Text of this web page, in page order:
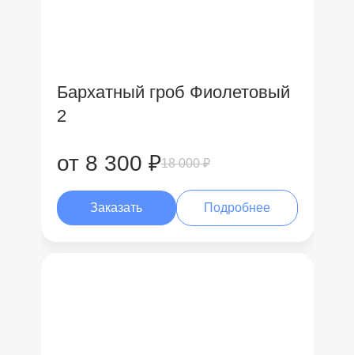
Бархатный гроб Фиолетовый
2
от 8 300 ₽18 000 ₽
Заказать Подробнее